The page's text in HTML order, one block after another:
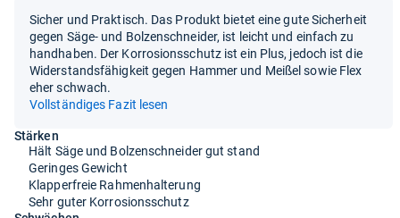
Sicher und Praktisch. Das Produkt bietet eine gute Sicherheit
gegen Säge- und Bolzenschneider, ist leicht und einfach zu
handhaben. Der Korrosionsschutz ist ein Plus, jedoch ist die
Widerstandsfähigkeit gegen Hammer und Meißel sowie Flex
eher schwach.
Vollständiges Fazit lesen
Stärken
Hält Säge und Bolzenschneider gut stand
Geringes Gewicht
Klapperfreie Rahmenhalterung
Sehr guter Korrosionsschutz